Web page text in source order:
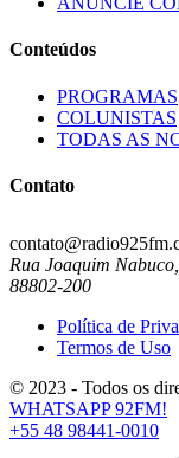
Conteúdos
PROGRAMAS
COLUNISTAS
TODAS AS
Contato
Rua Joaquim
88802-200
Política de
Termos de Uso
© 2023 - Todos os
WHATSAPP 92FM!
+55 48 98441-0010